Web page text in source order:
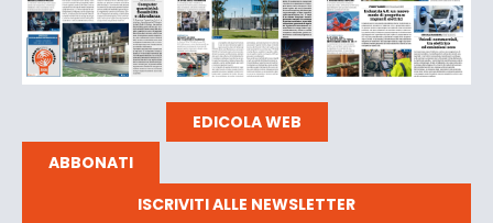
EDICOLA WEB
ABBONATI
ISCRIVITI ALLE NEWSLETTER